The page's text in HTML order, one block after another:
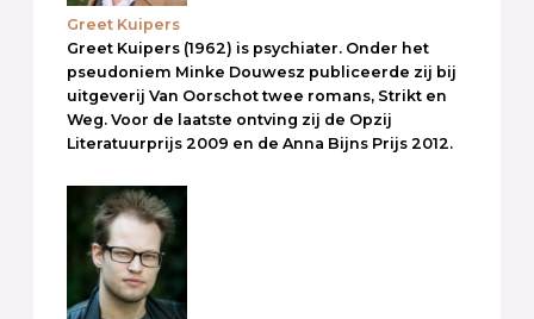
Greet Kuipers
Greet Kuipers (1962) is psychiater. Onder het
pseudoniem Minke Douwesz publiceerde zij bij
uitgeverij Van Oorschot twee romans, Strikt en
Weg. Voor de laatste ontving zij de Opzij
Literatuurprijs 2009 en de Anna Bijns Prijs 2012.